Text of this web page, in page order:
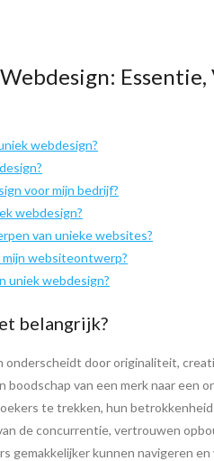
webdesign?
voor mijn bedrijf?
webdesign?
van unieke websites?
websiteontwerp?
uniek webdesign?
belangrijk?
onderscheidt door originaliteit,
van een merk naar een
te trekken, hun
de concurrentie, vertrouwen
gemakkelijker kunnen navigeren